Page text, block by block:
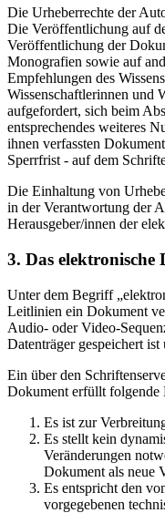
Die Urheberrechte der
Die Veröffentlichung auf
Veröffentlichung der
Monografien sowie auf
Empfehlungen des
Wissenschaftlerinnen und
aufgefordert, sich beim
entsprechendes weiteres
ihnen verfassten
Sperrfrist - auf dem
Die Einhaltung von
in der Verantwortung der
Herausgeber/innen der
3. Das elektronische
Unter dem Begriff
Leitlinien ein Dokument
Audio- oder Video-
Datenträger gespeichert
Ein über den
Dokument erfüllt folgende
Es ist zur
Es stellt kein
Veränderungen
Dokument als neue
Es entspricht den
vorgegebenen